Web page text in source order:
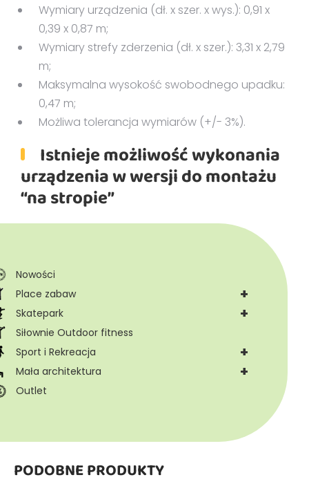
Nowości
+
Place zabaw
+
Skatepark
Siłownie Outdoor fitness
+
Sport i Rekreacja
+
Mała architektura
Outlet
Wymiary urządzenia (dł. x szer. x wys.): 0,91 x
0,39 x 0,87 m;
Wymiary strefy zderzenia (dł. x szer.): 3,31 x 2,79
m;
Maksymalna wysokość swobodnego upadku:
0,47 m;
Możliwa tolerancja wymiarów (+/- 3%).
Istnieje możliwość wykonania
urządzenia w wersji do montażu
“na stropie”
PODOBNE PRODUKTY